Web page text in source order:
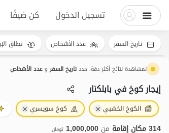
تسجيل الدخول كن ضيفًا
لمشاهدة نتائج أكثر دقة، حددتاريخ السفروعدد الأشخاص
إيجار كوخ في بابلکنار
الكوخ الخشبي كوخ سويسري
314 مكان إقامة من 1,000,000 تومان
تاريخ السفر عدد الأشخاص نطاق